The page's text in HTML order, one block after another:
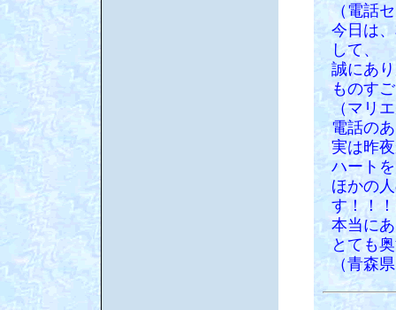
（電話
今日は
して、
誠にあ
ものす
（マリ
電話の
実は昨
ハート
ほかの
す！！！
本当に
とても
（青森